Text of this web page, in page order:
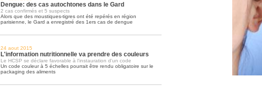
DMP,
Déploiement prévu
lire la suite >>
Soins palliatifs:
Dengue: des cas autochtones dans le Gard
2 cas confirmés et 5 suspects
Alors que des moustiques-tigres ont été repérés en région
parisienne, le Gard a enregistré des 1ers cas de dengue
24 aout 2015
L'information nutritionnelle va prendre des couleurs
Le HCSP se déclare favorable à l'instauration d'un code
Un code couleur à 5 échelles pourrait être rendu obligatoire sur le
packaging des aliments